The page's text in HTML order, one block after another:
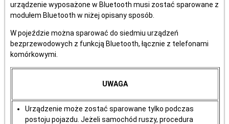
urządzenie wyposażone w Bluetooth musi zostać sparowane z
modułem Bluetooth w niżej opisany sposób.
W pojeździe można sparować do siedmiu urządzeń
bezprzewodowych z funkcją Bluetooth, łącznie z telefonami
komórkowymi.
UWAGA
Urządzenie może zostać sparowane tylko podczas
postoju pojazdu. Jeżeli samochód ruszy, procedura